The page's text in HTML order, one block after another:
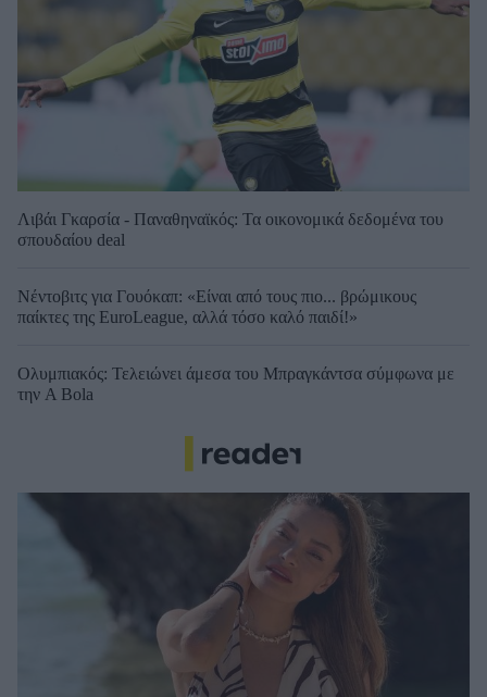
Λιβάι Γκαρσία - Παναθηναϊκός: Τα οικονομικά δεδομένα του
σπουδαίου deal
Νέντοβιτς για Γουόκαπ: «Είναι από τους πιο... βρώμικους
παίκτες της EuroLeague, αλλά τόσο καλό παιδί!»
Ολυμπιακός: Τελειώνει άμεσα του Μπραγκάντσα σύμφωνα με
την A Bola